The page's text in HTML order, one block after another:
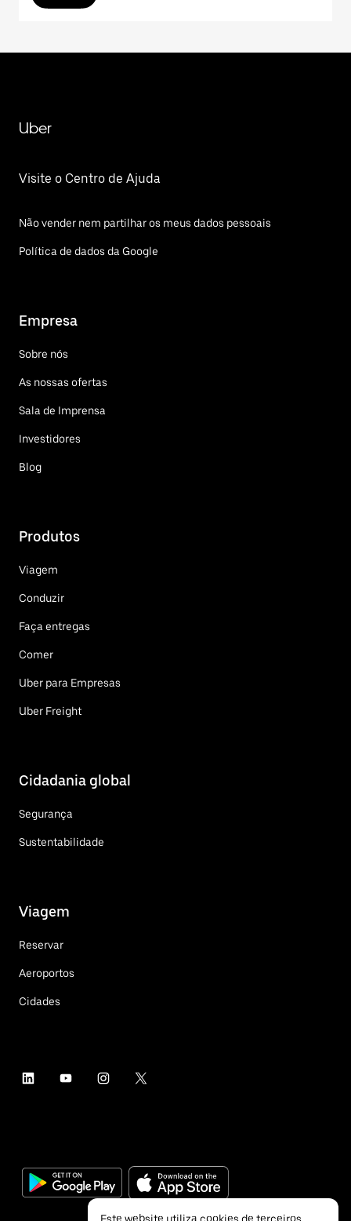
Uber
Visite o Centro de Ajuda
Não vender nem partilhar os meus dados pessoais
Política de dados da Google
Empresa
Sobre nós
As nossas ofertas
Sala de Imprensa
Investidores
Blog
Produtos
Viagem
Conduzir
Faça entregas
Comer
Uber para Empresas
Uber Freight
Cidadania global
Segurança
Sustentabilidade
Viagem
Reservar
Aeroportos
Cidades